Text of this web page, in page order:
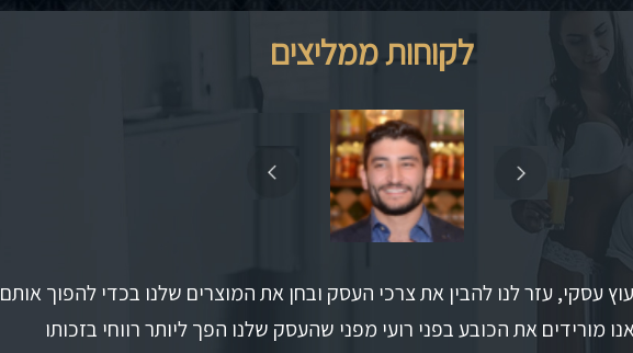
לקוחות ממליצים
עסקי, עזר לנו להבין את צרכי העסק ובחן את המוצרים שלנו בכדי להפוך אותם
אנו מורידים את הכובע בפני רועי מפני שהעסק שלנו הפך ליותר רווחי בזכותו